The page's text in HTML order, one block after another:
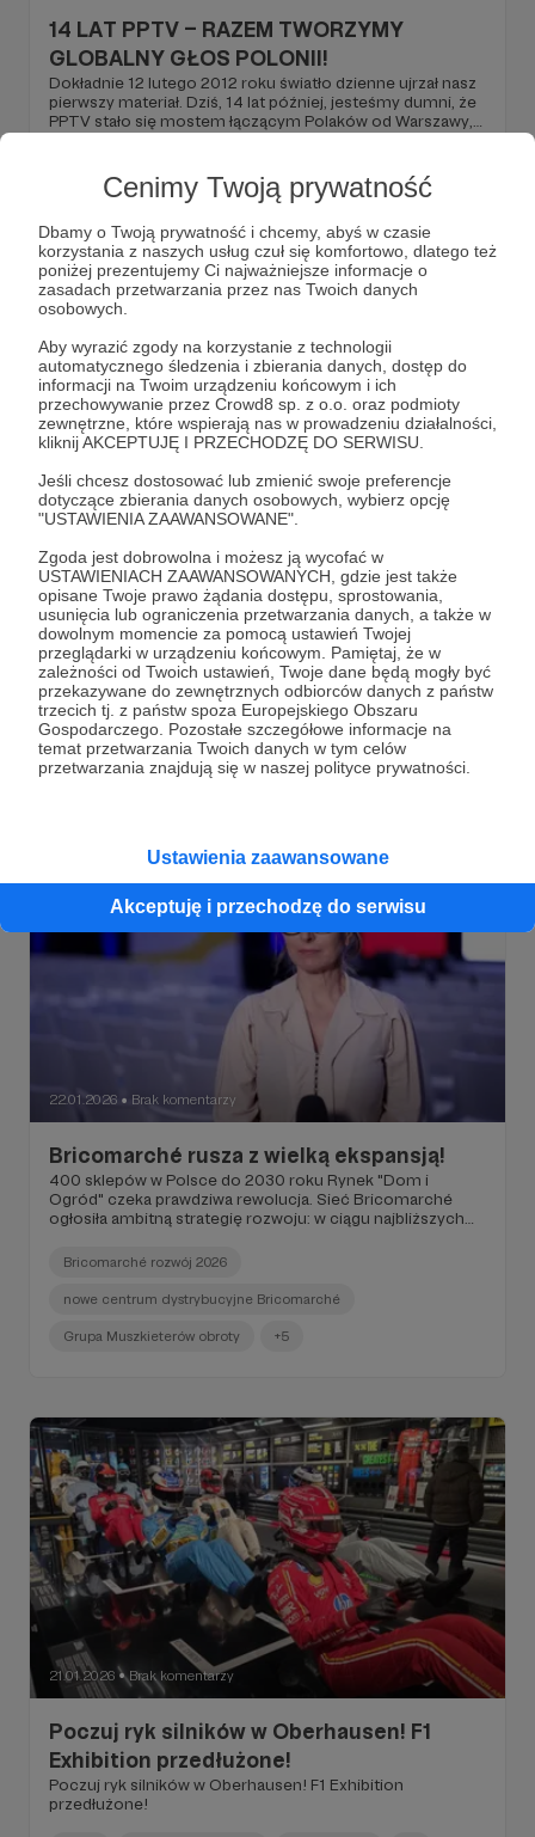
Cenimy Twoją prywatność
Dbamy o Twoją prywatność i chcemy, abyś w czasie
korzystania z naszych usług czuł się komfortowo, dlatego też
poniżej prezentujemy Ci najważniejsze informacje o
zasadach przetwarzania przez nas Twoich danych
osobowych.
Aby wyrazić zgody na korzystanie z technologii
automatycznego śledzenia i zbierania danych, dostęp do
informacji na Twoim urządzeniu końcowym i ich
przechowywanie przez Crowd8 sp. z o.o. oraz podmioty
zewnętrzne, które wspierają nas w prowadzeniu działalności,
kliknij AKCEPTUJĘ I PRZECHODZĘ DO SERWISU.
Jeśli chcesz dostosować lub zmienić swoje preferencje
dotyczące zbierania danych osobowych, wybierz opcję
"USTAWIENIA ZAAWANSOWANE".
Zgoda jest dobrowolna i możesz ją wycofać w
USTAWIENIACH ZAAWANSOWANYCH, gdzie jest także
opisane Twoje prawo żądania dostępu, sprostowania,
usunięcia lub ograniczenia przetwarzania danych, a także w
dowolnym momencie za pomocą ustawień Twojej
przeglądarki w urządzeniu końcowym. Pamiętaj, że w
zależności od Twoich ustawień, Twoje dane będą mogły być
przekazywane do zewnętrznych odbiorców danych z państw
trzecich tj. z państw spoza Europejskiego Obszaru
Gospodarczego. Pozostałe szczegółowe informacje na
temat przetwarzania Twoich danych w tym celów
przetwarzania znajdują się w naszej polityce prywatności.
Ustawienia zaawansowane
Akceptuję i przechodzę do serwisu
14 LAT PPTV – RAZEM TWORZYMY
GLOBALNY GŁOS POLONII!
Dokładnie 12 lutego 2012 roku światło dzienne ujrzał nasz
pierwszy materiał. Dziś, 14 lat później, jesteśmy dumni, że
PPTV stało się mostem łączącym Polaków od Warszawy,
przez Paryż, aż po Seul i São Paulo!
23.01.2026 ● Brak komentarzy
Emigracja bez filtra prowadzi Paulina Julia
Jamroz gość Adwokat Ernest
Ziemianowicz
To nowy cykl półgodzinnych podcastów realizowanych
we współpracy z PPTV – jedyną internetową telewizją
skierowaną do Polaków i Polonii na całym świecie.
Program powstał z potrzeby mówienia o tym, o czym
rzadko mówi się głośno: o emigracji bez patosu, za to z
autentycznością, szacunkiem i realnym doświadczeniem.
podcast PPTV emigracja Polaków
pomoc prawna dla Polaków +5
22.01.2026 ● Brak komentarzy
Bricomarché rusza z wielką ekspansją!
400 sklepów w Polsce do 2030 roku Rynek "Dom i
Ogród" czeka prawdziwa rewolucja. Sieć Bricomarché
ogłosiła ambitną strategię rozwoju: w ciągu najbliższych
placówek, celując w 400 supermarketów na mapie Polski!
Bricomarché rozwój 2026
nowe centrum dystrybucyjne Bricomarché
Grupa Muszkieterów obroty +5
21.01.2026 ● Brak komentarzy
Poczuj ryk silników w Oberhausen! F1
Exhibition przedłużone!
Poczuj ryk silników w Oberhausen! F1 Exhibition
przedłużone!